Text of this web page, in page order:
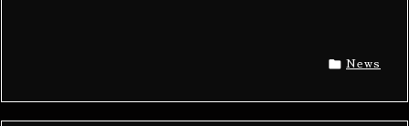
 News